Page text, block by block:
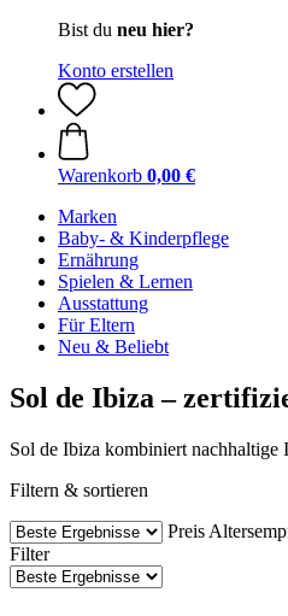
Bist du neu hier?
Konto erstellen
Warenkorb 0,00 €
Marken
Baby- & Kinderpflege
Ernährung
Spielen & Lernen
Ausstattung
Für Eltern
Neu & Beliebt
Sol de Ibiza –
Sol de Ibiza kombiniert nachhaltige
Filtern & sortieren
Preis
Filter